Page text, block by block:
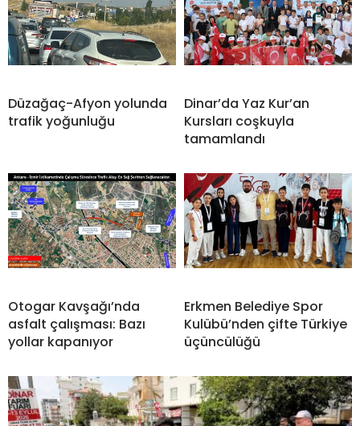
Düzağaç-Afyon yolunda
trafik yoğunluğu
Dinar’da Yaz Kur’an
Kursları coşkuyla
tamamlandı
Otogar Kavşağı’nda
asfalt çalışması: Bazı
yollar kapanıyor
Erkmen Belediye Spor
Kulübü’nden çifte Türkiye
üçüncülüğü